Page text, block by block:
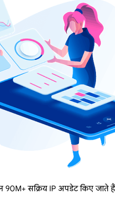
सक्रिय IP अपडेट किए जाते